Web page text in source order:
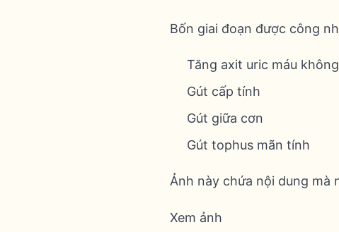
Bốn giai đoạn được công
Tăng axit uric máu
Gút cấp tính
Gút giữa cơn
Gút tophus mãn tính
Ảnh này chứa nội dung mà
Xem ảnh